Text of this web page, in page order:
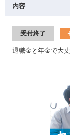
内容
受付終了
退職金と年金で大